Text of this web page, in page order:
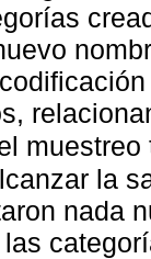
muestreo
la
nada